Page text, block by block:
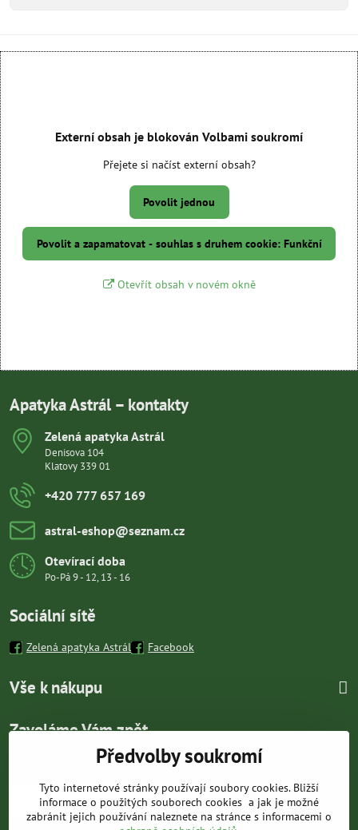
Externí obsah je blokován Volbami soukromí
Přejete si načíst externí obsah?
Povolit jednou
Povolit a zapamatovat - souhlas s druhem cookie: Funkční
Otevřít obsah v novém okně
Apatyka Astrál – kontakty
Zelená apatyka Astrál
Denisova 104
Klatovy 339 01
+420 777 657 169
astral-eshop​@seznam​.cz
Otevírací doba
Po-Pá 9 - 12, 13 - 16
Sociální sítě
Zelená apatyka Astrál Facebook
Vše k nákupu
Zavoláme Vám zpět
Předvolby soukromí
Tyto internetové stránky používají soubory cookies. Bližší
informace o použitých souborech cookies a jak je možné
zabránit jejich používání naleznete na stránce s informacemi o